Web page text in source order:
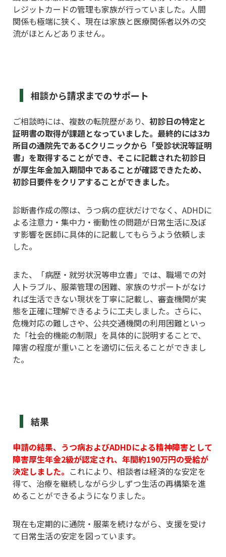
レジットカードの管理も家族が行っていました。人間
関係も極端に狭く、現在は家族と医療関係者以外の交
流がほとんどありません。
相談から請求までのサポート
ご相談時には、複数の転院歴があり、 初診日の特定と
証明書の取得が課題となっていました。最終的には3カ
所目の通院先であるCクリニックから「受診状況等証明
書」を取得することができ、そこに記載された初診日
が厚生年金加入期間中であることが確認できたため、
初診日要件をクリアすることができました。
診断書作成の際は、うつ病の症状だけでなく、ADHDに
よる注意力・集中力・衝動性の問題が日常生活に及ぼ
す影響を医師に具体的に記載してもらうよう依頼しま
した。
また、「病歴・就労状況等申立書」では、職場での対
人トラブル、服薬管理の困難、家族のサポートがなけ
れば生活できない現状を丁寧に記載し、審査機関が実
態を正確に理解できるように工夫しました。さらに、
危機対応の難しさや、公共交通機関の利用困難といっ
た「社会的機能の制限」を具体的に説明することで、
障害の程度が重いことを適切に伝えることができまし
た。
結果
申請の結果、うつ病およびADHDによる精神障害として
障害厚生年金2級が認定され、年間約190万円の受給が
決定しました。 これにより、相談者は経済的な安定を
得て、治療を継続しながら少しずつ生活の再構築を進
めることができるようになりました。
現在も定期的に通院・服薬を続けながら、支援を受け
て日常生活の安定を図っています。